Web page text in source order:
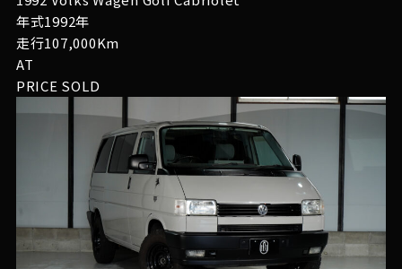
年式1992年
走行107,000Km
AT
PRICE SOLD